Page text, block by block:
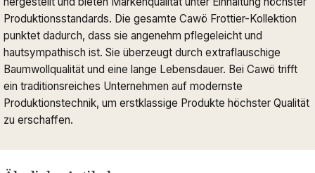
Produktionsstandards. Die gesamte Cawö Frottier-Kollektion
punktet dadurch, dass sie angenehm pflegeleicht und
hautsympathisch ist. Sie überzeugt durch extraflauschige
Baumwollqualität und eine lange Lebensdauer. Bei Cawö trifft
ein traditionsreiches Unternehmen auf modernste
Produktionstechnik, um erstklassige Produkte höchster Qualität
zu erschaffen.